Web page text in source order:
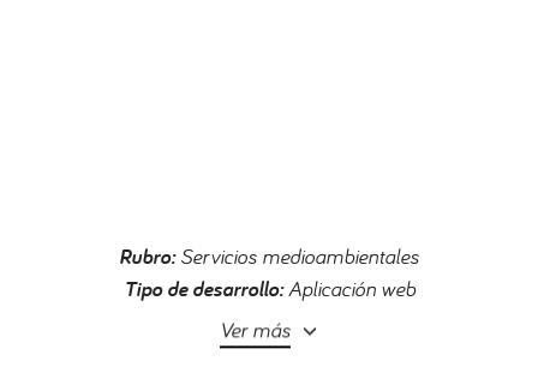
Rubro:Servicios medioambientales
Tipo de desarrollo:Aplicación web
Ver más